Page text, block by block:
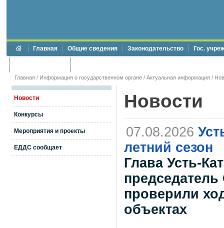
Главная Общие сведения Законодательство Гос.
Главная / Информация о государственном органе / Актуальная информация /
Новости
Конкурсы
Мероприятия и проекты
ЕДДС сообщает
Новости
07.08.2026
летний сезон
Глава Усть-
проверили
объектах